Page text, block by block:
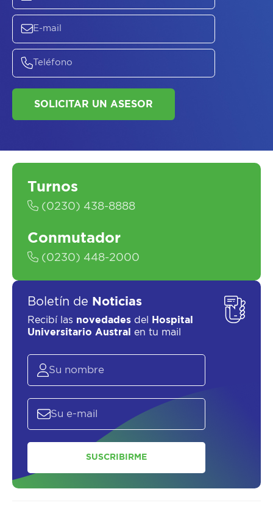
ASESORATE SOBREELPLAN DE
SALUD
Turnos
(0230) 438-8888
Conmutador
(0230) 448-2000
Boletín de Noticias
Recibí las novedades del
Hospital
Universitario Austral
en tu mail
SUSCRIBIRME